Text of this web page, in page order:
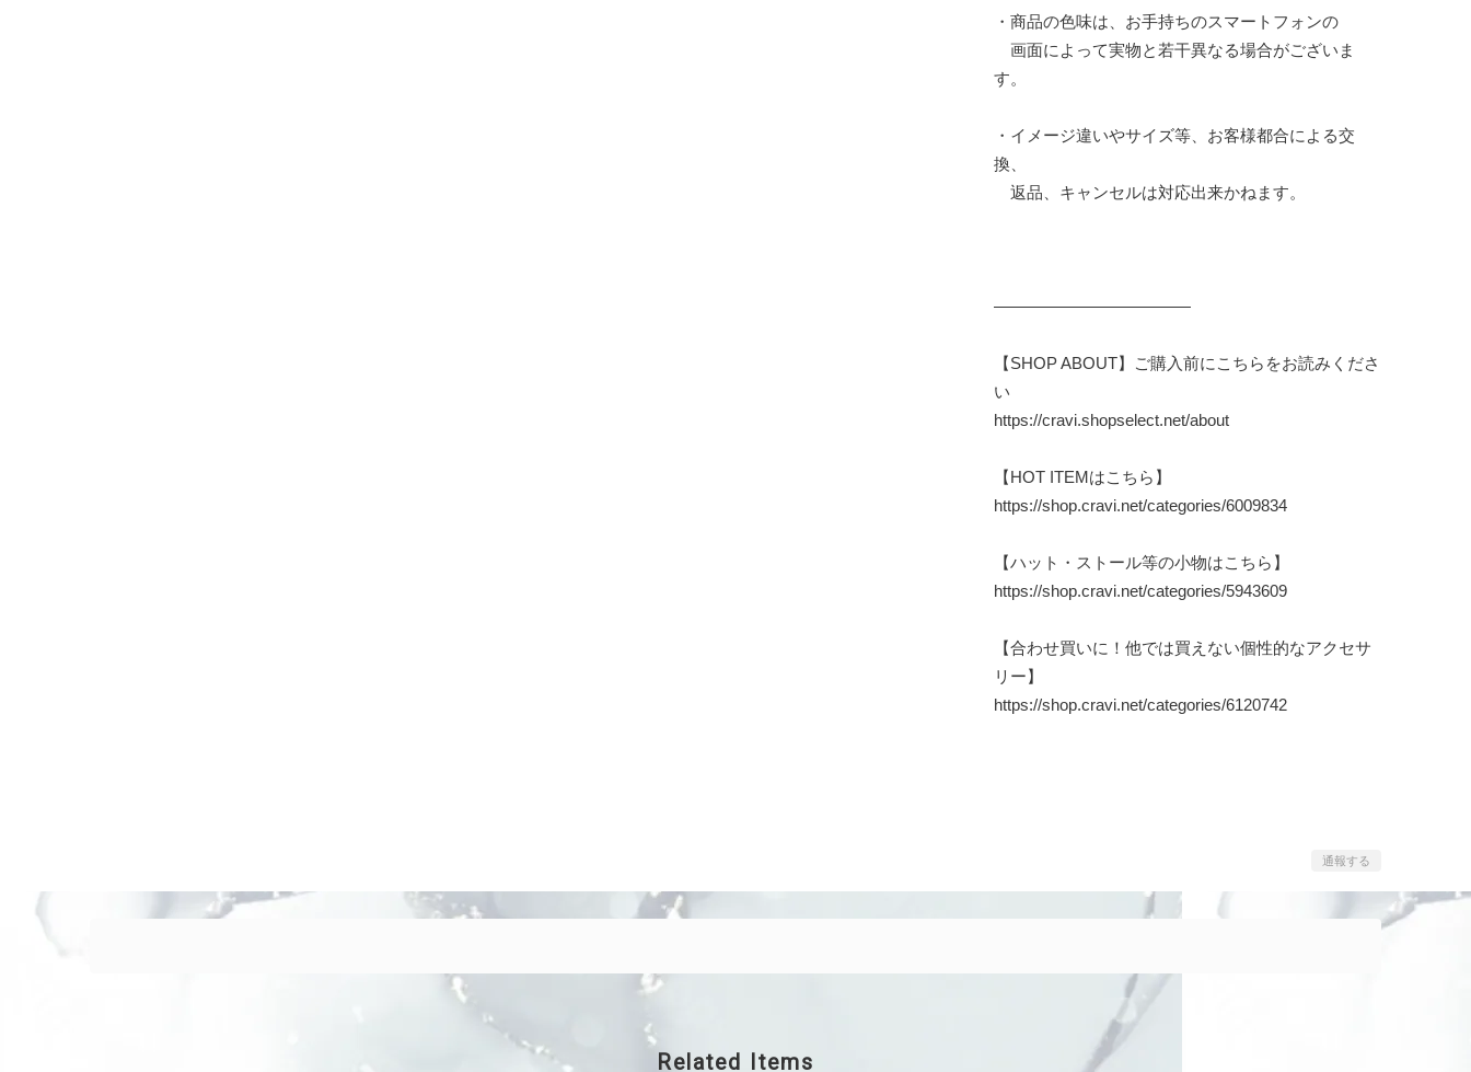
・商品の色味は、お手持ちのスマートフォンの
画面によって実物と若干異なる場合がございま
す。
・イメージ違いやサイズ等、お客様都合による交
換、
返品、キャンセルは対応出来かねます。
————————————
【SHOP ABOUT】ご購入前にこちらをお読みくださ
い
https://cravi.shopselect.net/about
【HOT ITEMはこちら】
https://shop.cravi.net/categories/6009834
【ハット・ストール等の小物はこちら】
https://shop.cravi.net/categories/5943609
【合わせ買いに！他では買えない個性的なアクセサ
リー】
https://shop.cravi.net/categories/6120742
通報する
Related Items